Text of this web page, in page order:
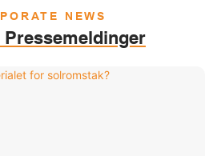
Problemer NEWS
Pressemeldinger